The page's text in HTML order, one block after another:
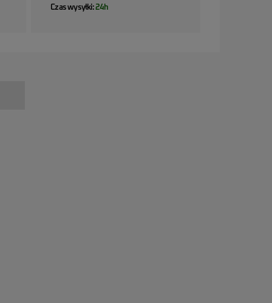
Czas wysyłki:24h